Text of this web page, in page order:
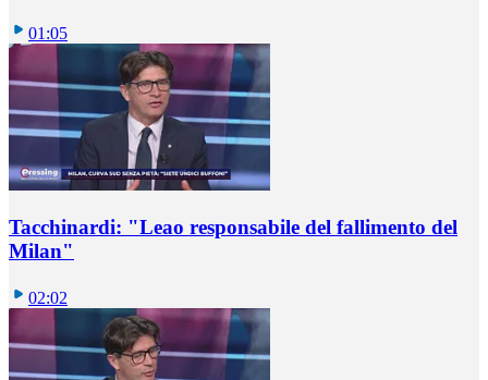
01:05
Tacchinardi: "Leao responsabile del fallimento del
Milan"
02:02